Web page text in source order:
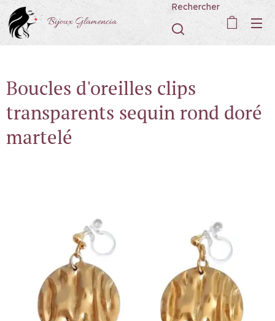
Bijoux Glamencia
Rechercher
Boucles d'oreilles clips
transparents sequin rond doré
martelé